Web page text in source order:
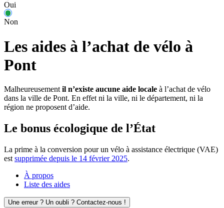
Oui
Non
Les aides à l’achat de vélo à
Pont
Malheureusement il n’existe aucune aide locale à l’achat de vélo
dans la ville de Pont. En effet ni la ville, ni le département, ni la
région ne proposent d’aide.
Le bonus écologique de l’État
La prime à la conversion pour un vélo à assistance électrique (VAE)
est supprimée depuis le 14 février 2025.
À propos
Liste des aides
Une erreur ? Un oubli ? Contactez-nous !